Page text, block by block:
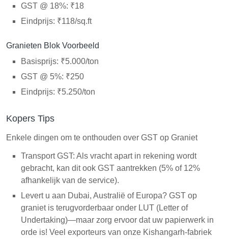
GST @ 18%: ₹18
Eindprijs: ₹118/sq.ft
Granieten Blok Voorbeeld
Basisprijs: ₹5.000/ton
GST @ 5%: ₹250
Eindprijs: ₹5.250/ton
Kopers Tips
Enkele dingen om te onthouden over GST op Graniet
Transport GST: Als vracht apart in rekening wordt
gebracht, kan dit ook GST aantrekken (5% of 12%
afhankelijk van de service).
Levert u aan Dubai, Australië of Europa? GST op
graniet is terugvorderbaar onder LUT (Letter of
Undertaking)—maar zorg ervoor dat uw papierwerk in
orde is! Veel exporteurs van onze Kishangarh-fabriek